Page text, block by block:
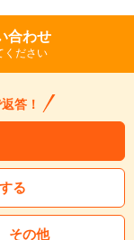
合わせ
ください
答！
る
その他